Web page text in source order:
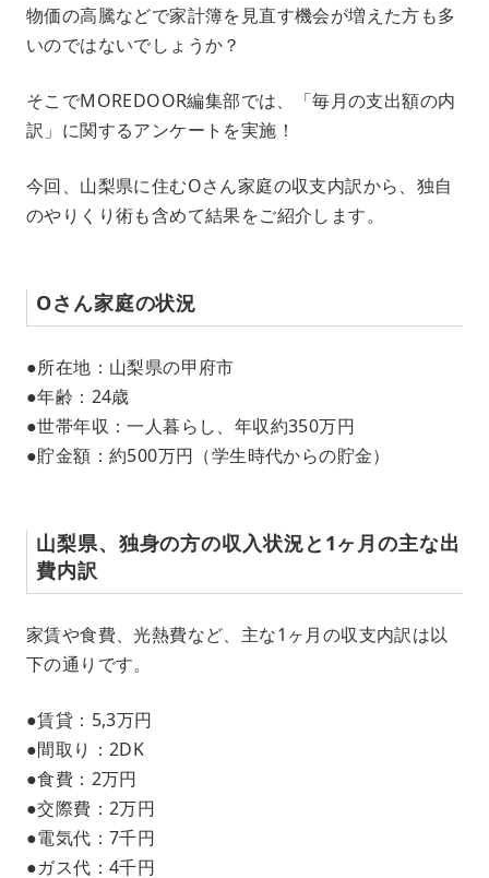
u
物価の高騰などで家計簿を見直す機会が増えた方も多
いのではないでしょうか？
そこでMOREDOOR編集部では、「毎月の支出額の内
訳」に関するアンケートを実施！
今回、山梨県に住むOさん家庭の収支内訳から、独自
のやりくり術も含めて結果をご紹介します。
Oさん家庭の状況
●所在地：山梨県の甲府市
●年齢：24歳
●世帯年収：一人暮らし、年収約350万円
●貯金額：約500万円（学生時代からの貯金）
山梨県、独身の方の収入状況と1ヶ月の主な出
費内訳
家賃や食費、光熱費など、主な1ヶ月の収支内訳は以
下の通りです。
●賃貸：5,3万円
●間取り：2DK
●食費：2万円
●交際費：2万円
●電気代：7千円
●ガス代：4千円